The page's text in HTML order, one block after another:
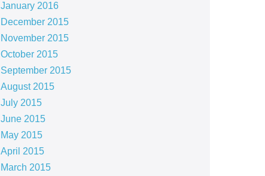
January 2016
December 2015
November 2015
October 2015
September 2015
August 2015
July 2015
June 2015
May 2015
April 2015
March 2015